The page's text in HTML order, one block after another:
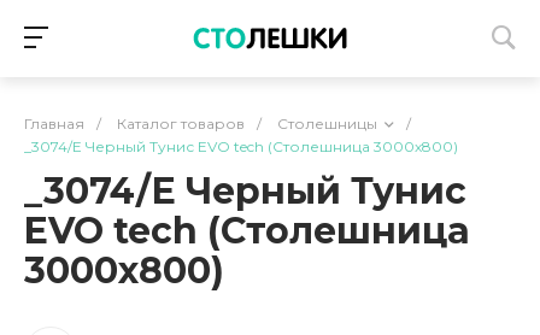
Главная / Каталог товаров / Столешницы
/
_3074/Е Черный Тунис EVO tech (Столешница 3000х800)
_3074/Е Черный Тунис
EVO tech (Столешница
3000х800)